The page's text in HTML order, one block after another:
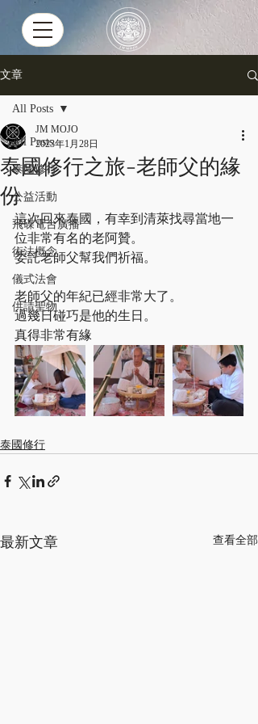
文章
All Posts
泰國修行
公益活動
飛碟電台廣播
術法概念
儀式法會
供請聖物
All Posts
泰國修行之旅-老師父的緣
份
JM MOJO
2023年1月28日
這次回來泰國，有幸到清萊找尋當地一
位非常有名的老阿贊。
委託老師父幫我們祈福。
老師父的年紀已經非常大了。
過幾日碰巧是他的生日。
真得非常有緣
泰國修行
最新文章 查看全部